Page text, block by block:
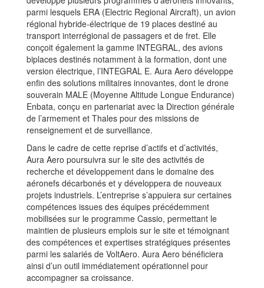
parmi lesquels ERA (Electric Regional Aircraft), un avion
régional hybride-électrique de 19 places destiné au
transport interrégional de passagers et de fret. Elle
conçoit également la gamme INTEGRAL, des avions
biplaces destinés notamment à la formation, dont une
version électrique, l’INTEGRAL E. Aura Aero développe
enfin des solutions militaires innovantes, dont le drone
souverain MALE (Moyenne Altitude Longue Endurance)
Enbata, conçu en partenariat avec la Direction générale
de l’armement et Thales pour des missions de
renseignement et de surveillance.
Dans le cadre de cette reprise d’actifs et d’activités,
Aura Aero poursuivra sur le site des activités de
recherche et développement dans le domaine des
aéronefs décarbonés et y développera de nouveaux
projets industriels. L’entreprise s’appuiera sur certaines
compétences issues des équipes précédemment
mobilisées sur le programme Cassio, permettant le
maintien de plusieurs emplois sur le site et témoignant
des compétences et expertises stratégiques présentes
parmi les salariés de VoltAero. Aura Aero bénéficiera
ainsi d’un outil immédiatement opérationnel pour
accompagner sa croissance.